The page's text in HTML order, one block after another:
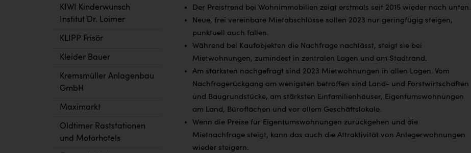
KIWI Kinderwunsch
Institut Dr. Loimer
KLIPP Frisör
Kleider Bauer
Kremsmüller Anlagenbau
GmbH
Maximarkt
Oldtimer Raststationen
und Motorhotels
Der Preistrend bei Wohnimmobilien zeigt erstmals seit 2015 wieder nach unten.
Neue, frei vereinbare Mietabschlüsse sollen 2023 nur geringfügig steigen,
punktuell auch fallen.
Während bei Kaufobjekten die Nachfrage nachlässt, steigt sie bei
Mietwohnungen, zumindest in zentralen Lagen und am Stadtrand.
Am stärksten nachgefragt sind 2023 Mietwohnungen in allen Lagen. Vom
Nachfragerückgang am wenigsten betroffen sind Land- und Forstwirtschaften
und Baugrundstücke, am stärksten Einfamilienhäuser, Eigentumswohnungen
am Land, Büroflächen und vor allem Geschäftslokale.
Wenn die Preise für Eigentumswohnungen zurückgehen und die
Mietnachfrage steigt, kann das auch die Attraktivität von Anlegerwohnungen
wieder steigern.